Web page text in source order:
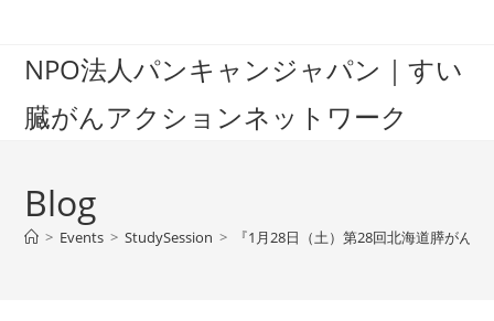
contentNPO法人パンキャンジャパン｜すい
臓がんアクションネットワーク
Blog
> Events > StudySession > 『1月28日（土）第28回北海道膵がん教